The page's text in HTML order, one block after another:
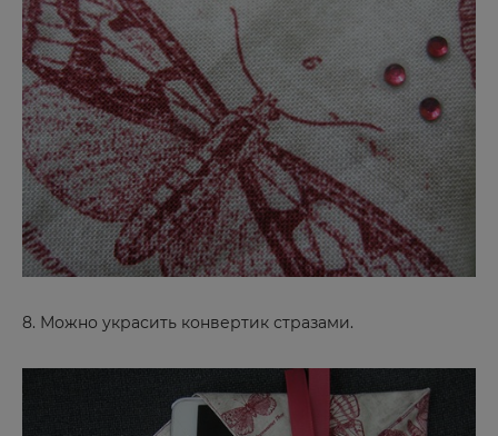
8. Можно украсить конвертик стразами.
Дербент
Дзержинск
Дубовка
Е
Евпатория
Екатеринбург
Ершов
Жирновск